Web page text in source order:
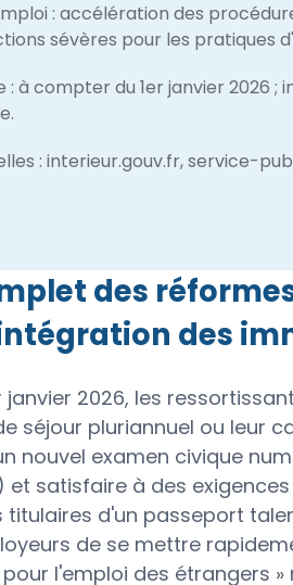
: accélération des
sévères pour les pratiques
: à compter du 1er janvier 2026
: interieur.gouv.fr, service-
des
des
janvier 2026, les
séjour pluriannuel ou leur
nouvel examen civique
et satisfaire à des
titulaires d'un passeport
de se mettre
pour l'emploi des étrangers